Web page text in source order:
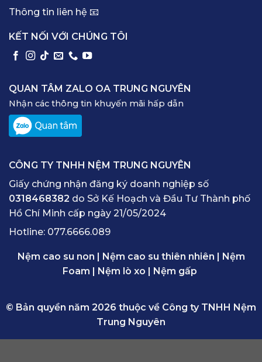
Thông tin liên hệ 📧
KẾT NỐI VỚI CHÚNG TÔI
QUAN TÂM ZALO OA TRUNG NGUYÊN
Nhận các thông tin khuyến mãi hấp dẫn
CÔNG TY TNHH NỆM TRUNG NGUYÊN
Giấy chứng nhận đăng ký doanh nghiệp số
0318468382 do Sở Kế Hoạch và Đầu Tư Thành phố
Hồ Chí Minh cấp ngày 21/05/2024
Hotline: 077.6666.089
Nệm cao su non | Nệm cao su thiên nhiên | Nệm
Foam | Nệm lò xo | Nệm gấp
© Bản quyền năm 2026 thuộc về Công ty TNHH Nệm
Trung Nguyên